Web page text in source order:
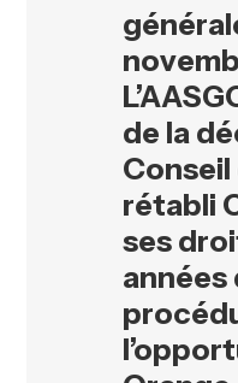
de la
Conseil
rétabli
ses
années